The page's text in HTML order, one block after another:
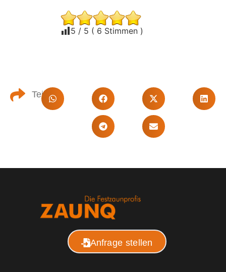
5 / 5 ( 6 Stimmen )
Teilen:
Anfrage stellen